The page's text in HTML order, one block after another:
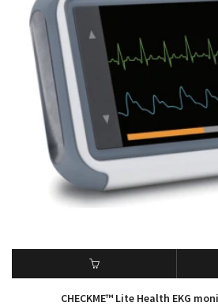
CHECKME™ Lite Health EKG